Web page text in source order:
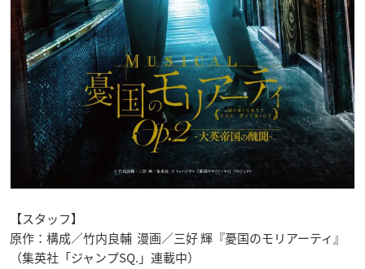
【スタッフ】
原作：構成／竹内良輔 漫画／三好 輝『憂国のモリアーティ』
（集英社「ジャンプSQ.」連載中）